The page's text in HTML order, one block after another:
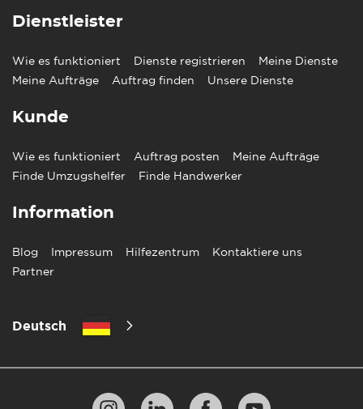
Dienstleister
Wie es funktioniert Dienste registrieren
Meine Dienste
Meine Aufträge
Auftrag finden Unsere Dienste
Kunde
Wie es funktioniert Auftrag posten
Meine Aufträge
Finde Umzugshelfer
Finde Handwerker
Information
Blog Impressum Hilfezentrum
Kontaktiere uns
Partner
Deutsch